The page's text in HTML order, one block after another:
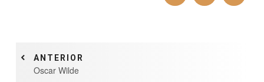
ANTERIOR
Oscar Wilde